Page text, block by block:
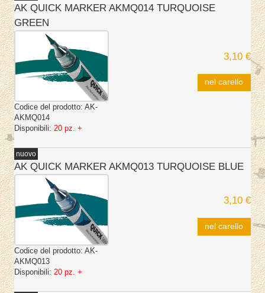
AK QUICK MARKER AKMQ014 TURQUOISE
GREEN
Codice del prodotto: AK-
AKMQ014
Disponibili: 20 pz. +
3,10 €
nel carello
AK QUICK MARKER AKMQ013 TURQUOISE BLUE
Codice del prodotto: AK-
AKMQ013
Disponibili: 20 pz. +
3,10 €
nel carello
nuovo